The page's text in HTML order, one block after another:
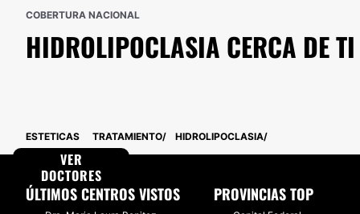
COBERTURA NACIONAL
HIDROLIPOCLASIA CERCA DE TI
VER
DOCTORES
ESTETICAS TRATAMIENTO HIDROLIPOCLASIA
ÚLTIMOS CENTROS VISTOS PROVINCIAS TOP